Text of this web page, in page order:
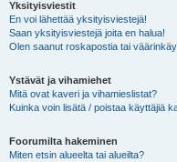
Yksityisviestit
En voi lähettää yksityisviestejä!
Saan yksityisviestejä joita en halua!
Olen saanut roskapostia tai
Ystävät ja vihamiehet
Mitä ovat kaveri ja vihamieslistat?
Kuinka voin lisätä / poistaa käyttäjiä
Foorumilta hakeminen
Miten etsin alueelta tai alueilta?